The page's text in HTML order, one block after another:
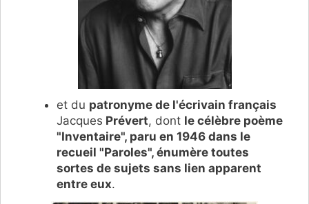
et du patronyme de l'écrivain français
Jacques Prévert, dont le célèbre poème
"Inventaire", paru en 1946 dans le
recueil "Paroles", énumère toutes
sortes de sujets sans lien apparent
entre eux.